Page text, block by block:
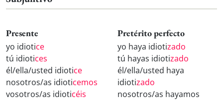
Presente
yo idiotice
tú idiotices
él/ella/usted idiotice
nosotros/as idioticemos
vosotros/as idioticéis
Pretérito perfecto
yo haya idiotizado
tú hayas idiotizado
él/ella/usted haya
idiotizado
nosotros/as hayamos